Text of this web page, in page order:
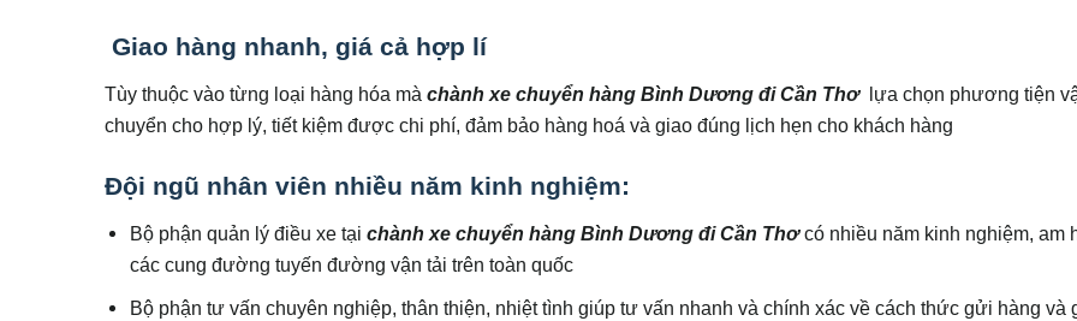
Giao hàng nhanh, giá cả hợp lí
Tùy thuộc vào từng loại hàng hóa mà chành xe chuyển hàng Bình Dương điCần Thơlựa chọn phương tiện
chuyển cho hợp lý, tiết kiệm được chi phí, đảm bảo hàng hoá và giao đúng lịch hẹn cho khách hàng
Đội ngũ nhân viên nhiều năm kinh nghiệm:
Bộ phận quản lý điều xe tạichành xe chuyển hàng Bình Dương điCần Thơcó nhiều năm kinh nghiệm, am
các cung đường tuyến đường vận tải trên toàn quốc
Bộ phận tư vấn chuyên nghiệp, thân thiện, nhiệt tình giúp tư vấn nhanh và chính xác về cách thức gửi hàng và